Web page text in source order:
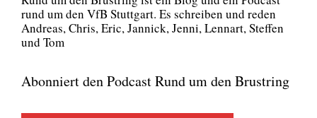
rund um den VfB Stutt­gart. Es schrei­ben und reden
Andre­as, Chris, Eric, Jan­nick, Jen­ni, Lenn­art, Stef­fen
und Tom
Abonniert den Podcast Rund um den Brustring